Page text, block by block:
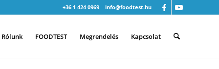
+36 1 424 0969 info@foodtest.hu
Rólunk FOODTEST Megrendelés Kapcsolat